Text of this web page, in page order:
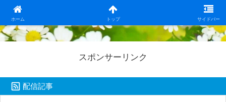
ホーム トップ サイドバー
日本第一！ニュース録
スポンサーリンク
配信記事